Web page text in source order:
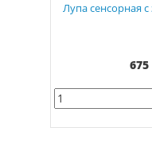
Лупа сенсорная